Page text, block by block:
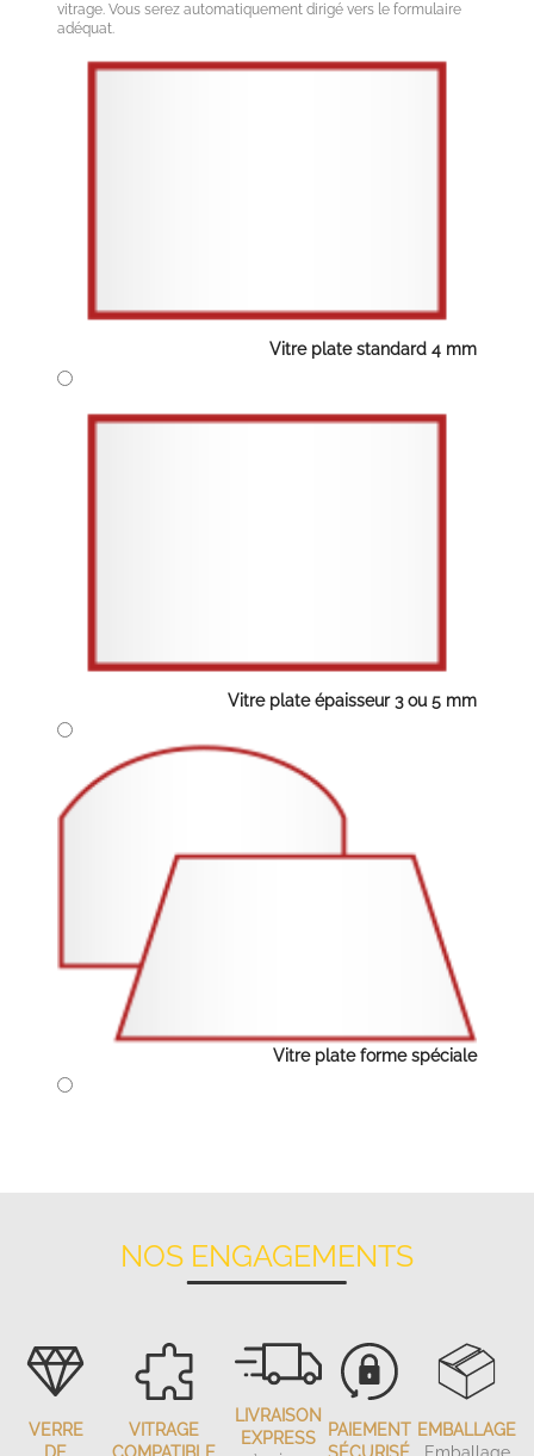
vitrage. Vous serez automatiquement dirigé vers le formulaire
adéquat.
Vitre plate standard 4 mm
Vitre plate épaisseur 3 ou 5 mm
Vitre plate forme spéciale
NOS ENGAGEMENTS
VERRE
VITRAGE
LIVRAISON
EXPRESS
PAIEMENT EMBALLAGE